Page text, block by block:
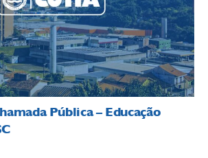
Pública – Educação